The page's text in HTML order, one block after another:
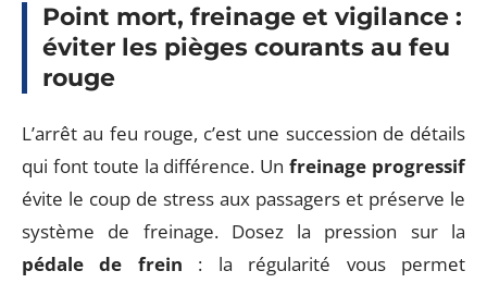
Point mort, freinage et vigilance :
éviter les pièges courants au feu
rouge
L’arrêt au feu rouge, c’est une succession de détails
qui font toute la différence. Unfreinage progressif
évite le coup de stress aux passagers et préserve le
système de freinage. Dosez la pression sur la
pédale de frein : la régularité vous permet